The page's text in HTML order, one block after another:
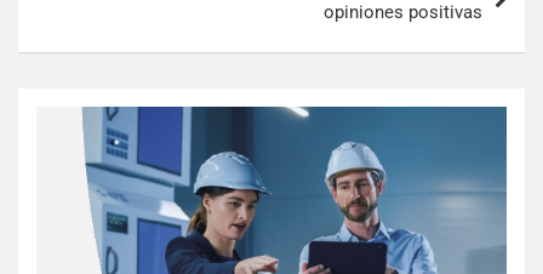
opiniones positivas